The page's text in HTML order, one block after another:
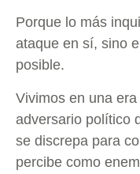
Porque lo más
ataque en sí, sino
posible.
Vivimos en una
adversario político
se discrepa para
percibe como